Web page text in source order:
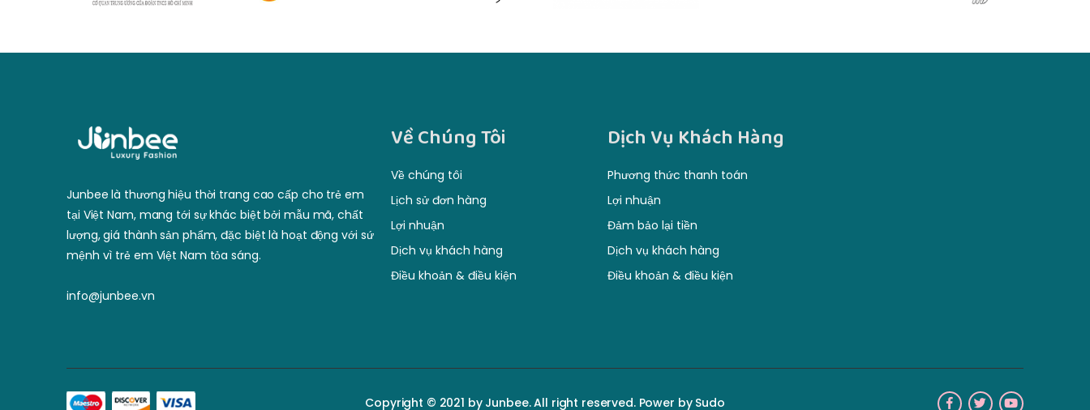
Junbee là thương hiệu thời trang cao cấp cho trẻ em
tại Việt Nam, mang tới sự khác biệt bởi mẫu mã, chất
lượng, giá thành sản phẩm, đặc biệt là hoạt động với sứ
mệnh vì trẻ em Việt Nam tỏa sáng.
info@junbee.vn
Về Chúng Tôi
Về chúng tôi
Lịch sử đơn hàng
Lợi nhuận
Dịch vụ khách hàng
Điều khoản & điều kiện
Dịch Vụ Khách Hàng
Phương thức thanh toán
Lợi nhuận
Đảm bảo lại tiền
Dịch vụ khách hàng
Điều khoản & điều kiện
Copyright © 2021 by Junbee. All right reserved. Power by Sudo